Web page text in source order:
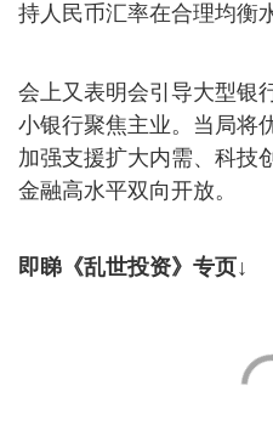
持人民币汇率在合理均衡
会上又表明会引导大型银
小银行聚焦主业。当局将
加强支援扩大内需、科技
金融高水平双向开放。
即睇《乱世投资》专页↓